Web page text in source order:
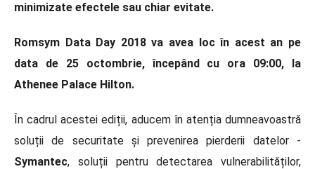
minimizate efectele sau chiar evitate.
Romsym Data Day 2018 va avea loc în acest an pe
data de 25 octombrie, începând cu ora 09:00, la
Athenee Palace Hilton.
În cadrul acestei ediții, aducem în atenția dumneavoastră
soluții de securitate și prevenirea pierderii datelor -
Symantec, soluții pentru detectarea vulnerabilităților,